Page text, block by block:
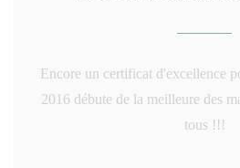
Encore un certificat d'excellence
2016 débute de la meilleure des
tous !!!